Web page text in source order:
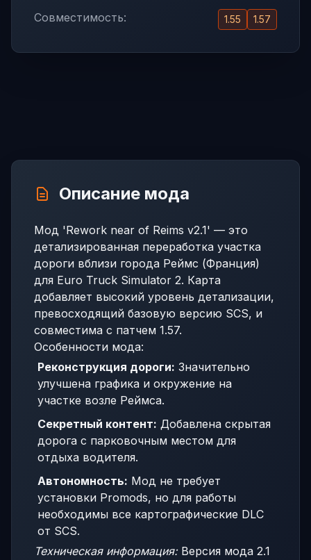
Совместимость:
1.55 1.57
Описание мода
Мод 'Rework near of Reims v2.1' — это
детализированная переработка участка
дороги вблизи города Реймс (Франция)
для Euro Truck Simulator 2. Карта
добавляет высокий уровень детализации,
превосходящий базовую версию SCS, и
совместима с патчем 1.57.
Особенности мода:
Реконструкция дороги: Значительно
улучшена графика и окружение на
участке возле Реймса.
Секретный контент: Добавлена скрытая
дорога с парковочным местом для
отдыха водителя.
Автономность: Мод не требует
установки Promods, но для работы
необходимы все картографические DLC
от SCS.
Техническая информация:Версия мода 2.1